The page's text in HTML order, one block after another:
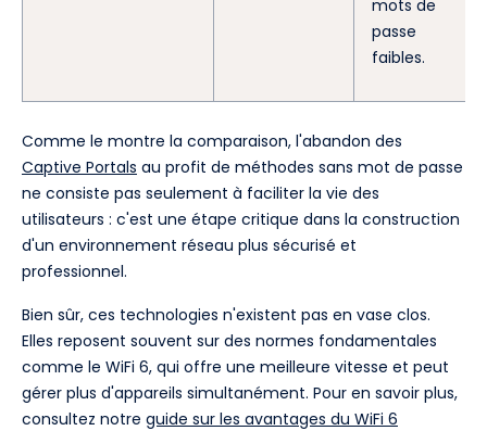
mots de
passe
faibles.
Comme le montre la comparaison, l'abandon des
Captive Portals au profit de méthodes sans mot de passe
ne consiste pas seulement à faciliter la vie des
utilisateurs : c'est une étape critique dans la construction
d'un environnement réseau plus sécurisé et
professionnel.
Bien sûr, ces technologies n'existent pas en vase clos.
Elles reposent souvent sur des normes fondamentales
comme le WiFi 6, qui offre une meilleure vitesse et peut
gérer plus d'appareils simultanément. Pour en savoir plus,
consultez notre guide sur les avantages du WiFi 6